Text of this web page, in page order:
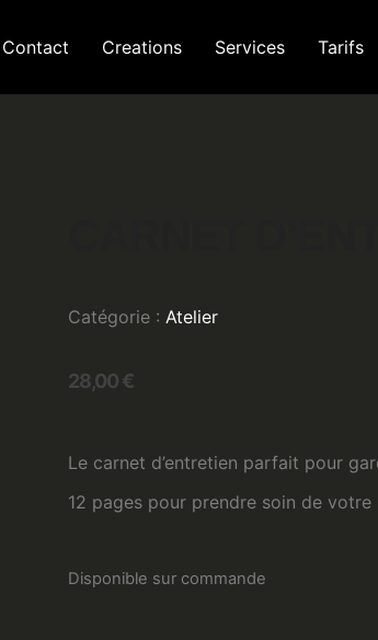
Contact Creations Services Tarifs
Catégorie : Atelier
28,00€
Le carnet d’entretien parfait pour
12 pages pour prendre soin de
Disponible sur commande